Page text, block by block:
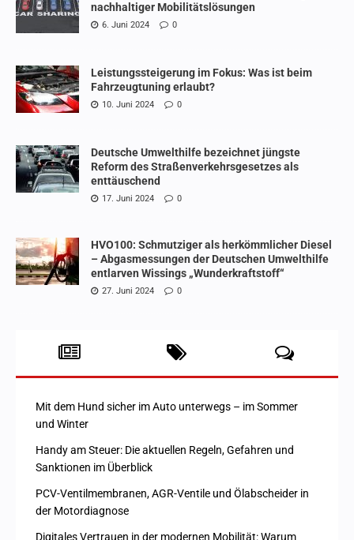
nachhaltiger Mobilitätslösungen
6. Juni 2024 0
Leistungssteigerung im Fokus: Was ist beim
Fahrzeugtuning erlaubt?
10. Juni 2024 0
Deutsche Umwelthilfe bezeichnet jüngste
Reform des Straßenverkehrsgesetzes als
enttäuschend
17. Juni 2024 0
HVO100: Schmutziger als herkömmlicher Diesel
– Abgasmessungen der Deutschen Umwelthilfe
entlarven Wissings „Wunderkraftstoff“
27. Juni 2024 0
Mit dem Hund sicher im Auto unterwegs – im Sommer
und Winter
Handy am Steuer: Die aktuellen Regeln, Gefahren und
Sanktionen im Überblick
PCV-Ventilmembranen, AGR-Ventile und Ölabscheider in
der Motordiagnose
Digitales Vertrauen in der modernen Mobilität: Warum